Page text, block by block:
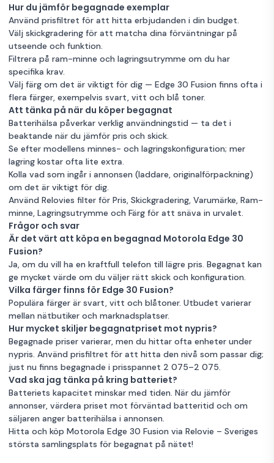
Hur du jämför begagnade exemplar
Använd prisfiltret för att hitta erbjudanden i din budget.
Välj skickgradering för att matcha dina förväntningar på
utseende och funktion.
Filtrera på ram-minne och lagringsutrymme om du har
specifika krav.
Välj färg om det är viktigt för dig — Edge 30 Fusion finns ofta i
flera färger, exempelvis svart, vitt och blå toner.
Att tänka på när du köper begagnat
Batterihälsa påverkar verklig användningstid — ta det i
beaktande när du jämför pris och skick.
Se efter modellens minnes- och lagringskonfiguration; mer
lagring kostar ofta lite extra.
Kolla vad som ingår i annonsen (laddare, originalförpackning)
om det är viktigt för dig.
Använd Relovies filter för Pris, Skickgradering, Varumärke, Ram-
minne, Lagringsutrymme och Färg för att snäva in urvalet.
Frågor och svar
Är det värt att köpa en begagnad Motorola Edge 30
Fusion?
Ja, om du vill ha en kraftfull telefon till lägre pris. Begagnat kan
ge mycket värde om du väljer rätt skick och konfiguration.
Vilka färger finns för Edge 30 Fusion?
Populära färger är svart, vitt och blåtoner. Utbudet varierar
mellan nätbutiker och marknadsplatser.
Hur mycket skiljer begagnatpriset mot nypris?
Begagnade priser varierar, men du hittar ofta enheter under
nypris. Använd prisfiltret för att hitta den nivå som passar dig;
just nu finns begagnade i prisspannet 2 075–2 075.
Vad ska jag tänka på kring batteriet?
Batteriets kapacitet minskar med tiden. När du jämför
annonser, värdera priset mot förväntad batteritid och om
säljaren anger batterihälsa i annonsen.
Hitta och köp Motorola Edge 30 Fusion via Relovie – Sveriges
största samlingsplats för begagnat på nätet!